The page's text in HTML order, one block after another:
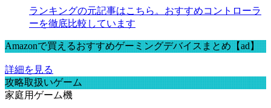
ランキングの元記事はこちら。おすすめコントローラ
ーを徹底比較しています
Amazonで買えるおすすめゲーミングデバイスまとめ【ad】
詳細を見る
攻略取扱いゲーム
家庭用ゲーム機